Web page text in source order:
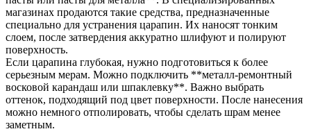
магазинах продаются такие средства, предназначенные
специально для устранения царапин. Их наносят тонким
слоем, после затвердения аккуратно шлифуют и полируют
поверхность.
Если царапина глубокая, нужно подготовиться к более
серьезным мерам. Можно подключить **металл-ремонтный
восковой карандаш или шпаклевку**. Важно выбрать
оттенок, подходящий под цвет поверхности. После нанесения
можно немного отполировать, чтобы сделать шрам менее
заметным.